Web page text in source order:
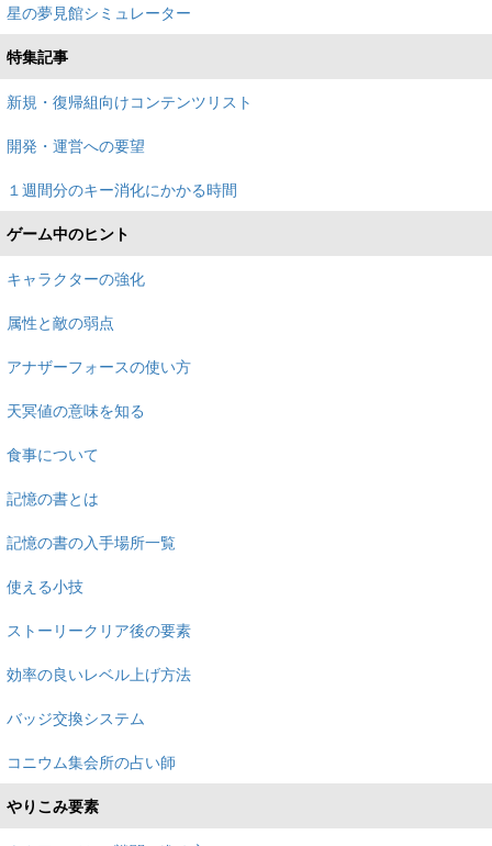
星の夢見館シミュレーター
特集記事
新規・復帰組向けコンテンツリスト
開発・運営への要望
１週間分のキー消化にかかる時間
ゲーム中のヒント
キャラクターの強化
属性と敵の弱点
アナザーフォースの使い方
天冥値の意味を知る
食事について
記憶の書とは
記憶の書の入手場所一覧
使える小技
ストーリークリア後の要素
効率の良いレベル上げ方法
バッジ交換システム
コニウム集会所の占い師
やりこみ要素